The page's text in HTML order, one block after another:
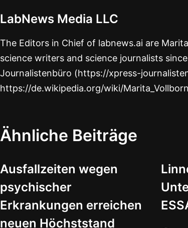
LabNews Media LLC
The Editors in Chief of labnews.ai are
science writers and science journalists
Journalistenbüro (https://xpress-
https://de.wikipedia.org/wiki/
Ähnliche Beiträge
Ausfallzeiten wegen
psychischer
Erkrankungen erreichen
neuen Höchststand